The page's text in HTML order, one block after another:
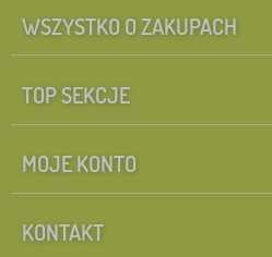
WSZYSTKO O ZAKUPACH
TOP SEKCJE
MOJE KONTO
KONTAKT